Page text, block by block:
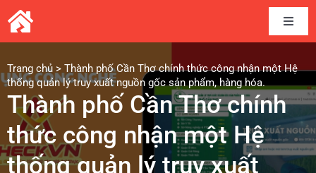
Skip
to
content
Toggle
Câu chuyện thương hiệu
Kết nối cung cầu
Trang chủ> Thành phố Cần Thơ chính thức công nhận một Hệ
thống quản lý truy xuất nguồn gốc sản phẩm, hàng hóa.
Thành phố Cần Thơ chính
thức công nhận một Hệ
thống quản lý truy xuất